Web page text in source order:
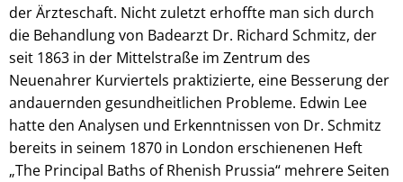
der Ärzteschaft. Nicht zuletzt erhoffte man sich durch
die Behandlung von Badearzt Dr. Richard Schmitz, der
seit 1863 in der Mittelstraße im Zentrum des
Neuenahrer Kurviertels praktizierte, eine Besserung der
andauernden gesundheitlichen Probleme. Edwin Lee
hatte den Analysen und Erkenntnissen von Dr. Schmitz
bereits in seinem 1870 in London erschienenen Heft
„The Principal Baths of Rhenish Prussia“ mehrere Seiten